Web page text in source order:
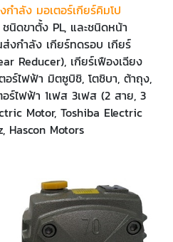
กำลัง มอเตอร์เกียร์คิมโป
นิดขาตั้ง PL, และชนิดหน้า
งกำลัง เกียร์ทดรอบ เกียร์
Reducer), เกียร์เฟืองเฉียง
ร์ไฟฟ้า มิตซูบิชิ, โตชิบา, ต้าถุง,
ร์ไฟฟ้า 1เฟส 3เฟส (2 สาย, 3
Motor, Toshiba Electric
Hascon Motors